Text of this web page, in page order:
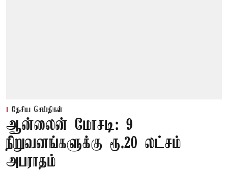
தேசிய செய்திகள்
ஆன்லைன் மோசடி: 9
நிறுவனங்களுக்கு ரூ.20 லட்சம்
அபராதம்